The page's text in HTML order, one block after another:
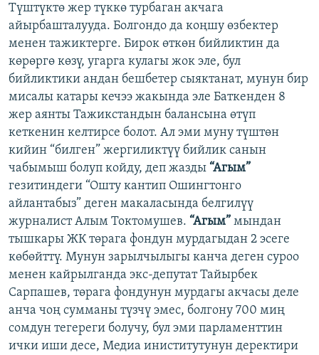
Түштүктө жер түккө турбаган акчага
айырбашталууда. Болгондо да коңшу өзбектер
менен тажиктерге. Бирок өткөн бийликтин да
көрөргө көзү, угарга кулагы жок эле, бул
бийликтики андан бешбетер сыяктанат, мунун бир
мисалы катары кечээ жакында эле Баткенден 8
жер аянты Тажикстандын балансына өтүп
кеткенин келтирсе болот. Ал эми муну түштөн
кийин “билген” жергиликтүү бийлик санын
чабымыш болуп койду, деп жазды “Агым”
гезитиндеги “Ошту кантип Ошингтонго
айлантабыз” деген макаласында белгилүү
журналист Алым Токтомушев. “Агым” мындан
тышкары ЖК төрага фондун мурдагыдан 2 эсеге
көбөйттү. Мунун зарылчылыгы канча деген суроо
менен кайрылганда экс-депутат Тайырбек
Сарпашев, төрага фондунун мурдагы акчасы деле
анча чоң сумманы түзчү эмес, болгону 700 миң
сомдун тегереги болучу, бул эми парламенттин
ички иши десе, Медиа иниститутунун деректири